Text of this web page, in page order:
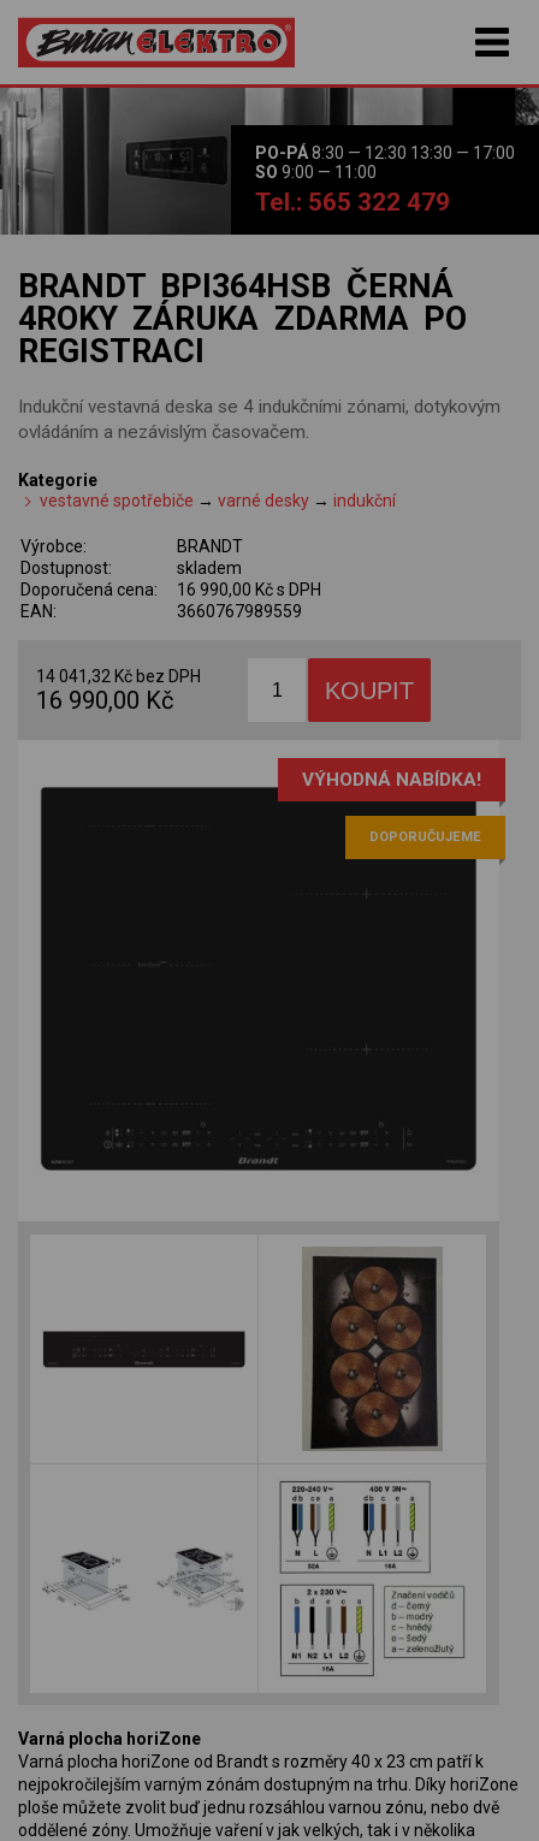
PO-PÁ8:30 — 12:30 13:30 — 17:00
SO 9:00 — 11:00
Tel.: 565 322 479
BRANDT BPI364HSB ČERNÁ
4ROKY ZÁRUKA ZDARMA PO
REGISTRACI
Indukční vestavná deska se 4 indukčními zónami, dotykovým
ovládáním a nezávislým časovačem.
Kategorie
vestavné spotřebiče →varné desky →indukční
Výrobce:
BRANDT
Dostupnost:
skladem
Doporučená cena:
16 990,00 Kč s DPH
EAN:
3660767989559
14 041,32 Kč bez DPH
16 990,00 Kč
VÝHODNÁ NABÍDKA!
DOPORUČUJEME
Varná plocha horiZone
Varná plocha horiZone od Brandt s rozměry 40 x 23 cm patří k
nejpokročilejším varným zónám dostupným na trhu. Díky horiZone
ploše můžete zvolit buď jednu rozsáhlou varnou zónu, nebo dvě
oddělené zóny. Umožňuje vaření v jak velkých, tak i v několika